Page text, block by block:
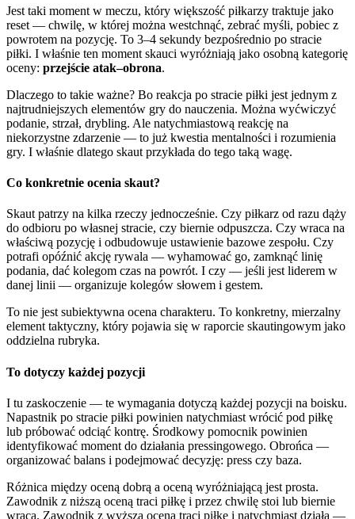
Jest taki moment w meczu, który większość piłkarzy traktuje jako
reset — chwilę, w której można westchnąć, zebrać myśli, pobiec z
powrotem na pozycję. To 3–4 sekundy bezpośrednio po stracie
piłki. I właśnie ten moment skauci wyróżniają jako osobną kategorię
oceny: przejście atak–obrona.
Dlaczego to takie ważne? Bo reakcja po stracie piłki jest jednym z
najtrudniejszych elementów gry do nauczenia. Można wyćwiczyć
podanie, strzał, drybling. Ale natychmiastową reakcję na
niekorzystne zdarzenie — to już kwestia mentalności i rozumienia
gry. I właśnie dlatego skaut przykłada do tego taką wagę.
Co konkretnie ocenia skaut?
Skaut patrzy na kilka rzeczy jednocześnie. Czy piłkarz od razu dąży
do odbioru po własnej stracie, czy biernie odpuszcza. Czy wraca na
właściwą pozycję i odbudowuje ustawienie bazowe zespołu. Czy
potrafi opóźnić akcję rywala — wyhamować go, zamknąć linię
podania, dać kolegom czas na powrót. I czy — jeśli jest liderem w
danej linii — organizuje kolegów słowem i gestem.
To nie jest subiektywna ocena charakteru. To konkretny, mierzalny
element taktyczny, który pojawia się w raporcie skautingowym jako
oddzielna rubryka.
To dotyczy każdej pozycji
I tu zaskoczenie — te wymagania dotyczą każdej pozycji na boisku.
Napastnik po stracie piłki powinien natychmiast wrócić pod piłkę
lub próbować odciąć kontrę. Środkowy pomocnik powinien
identyfikować moment do działania pressingowego. Obrońca —
organizować balans i podejmować decyzję: press czy baza.
Różnica między oceną dobrą a oceną wyróżniającą jest prosta.
Zawodnik z niższą oceną traci piłkę i przez chwilę stoi lub biernie
wraca. Zawodnik z wyższą oceną traci piłkę i natychmiast działa —